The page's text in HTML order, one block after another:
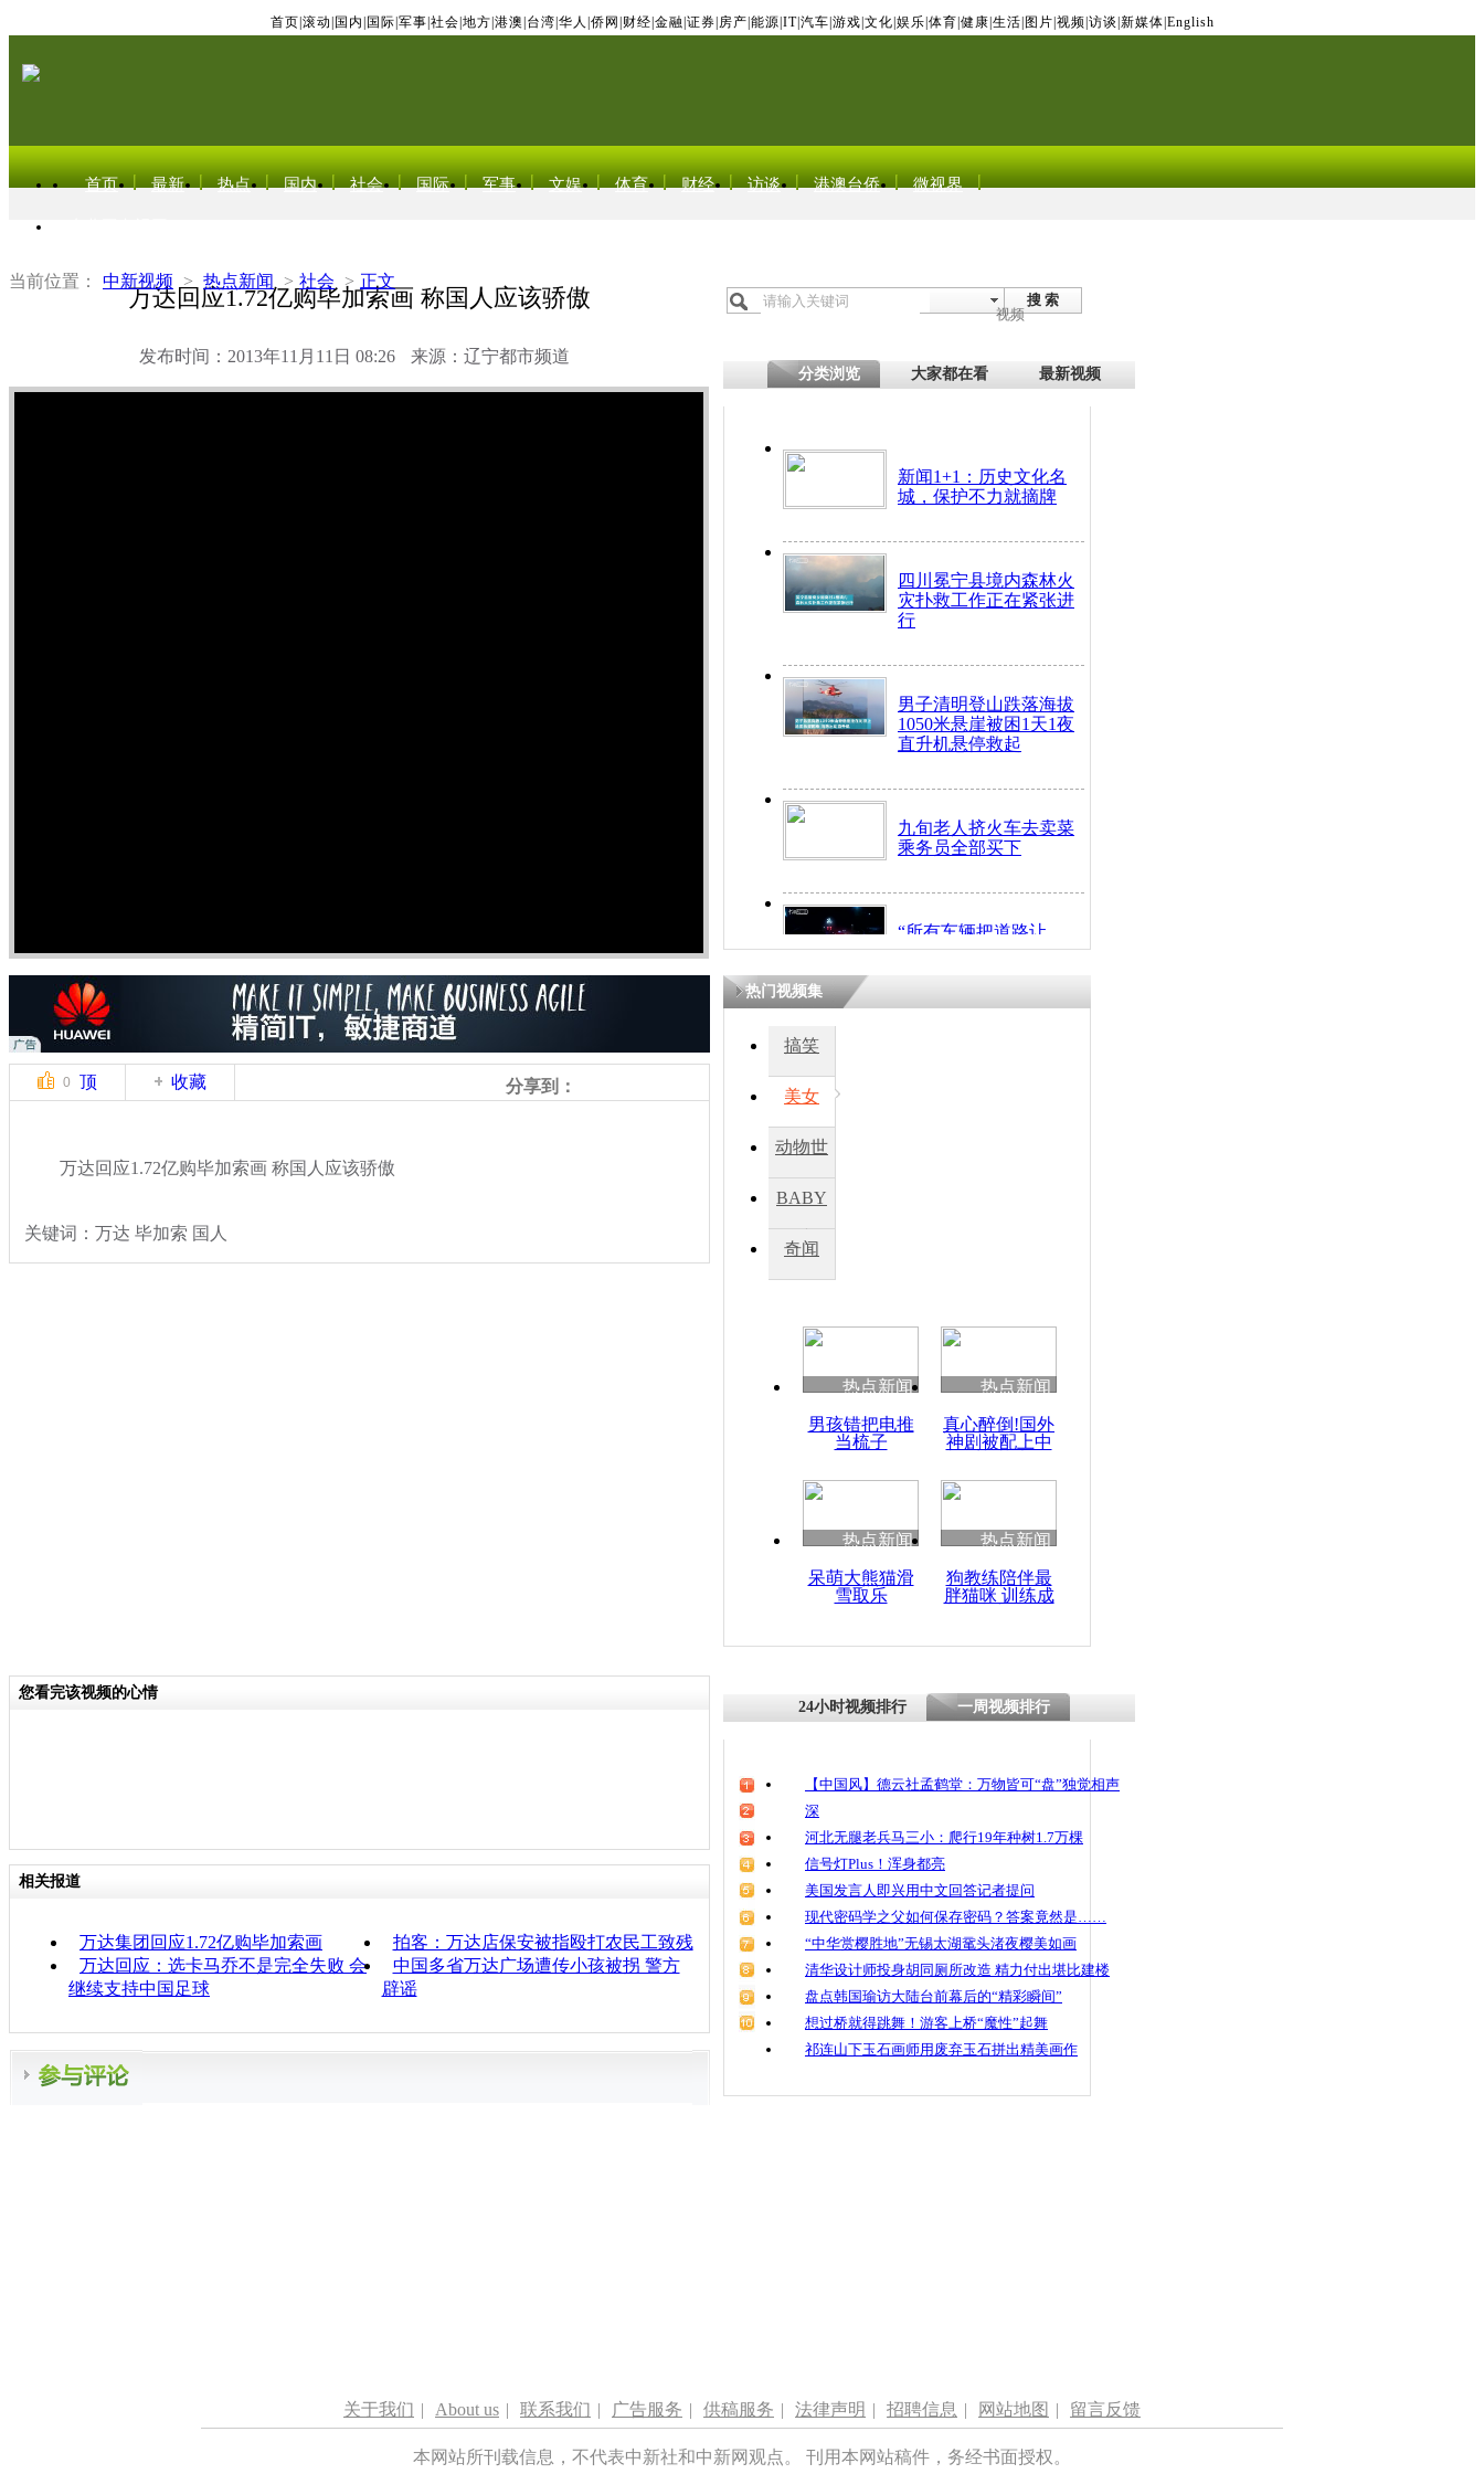
首页 滚动 国内 国际 军事 社会 地方 港澳 台湾 华人 侨网 财经 金融 证券 房产 能源 IT| 汽车 游戏 文化 娱乐 体育 健康 生活 图片 视频 访谈 新媒体 English
首页 最新 热点 国内 社会 国际 军事 文娱 体育 财经 访谈 港澳台侨 微视界
当前位置： 中新视频 > 热点新闻 > 社会 > 正文
万达回应1.72亿购毕加索画 称国人应该骄傲
发布时间：2013年11月11日 08:26 来源：辽宁都市频道
搜 索
视频
分类浏览 大家都在看 最新视频
新闻1+1：历史文化名
城，保护不力就摘牌
四川冕宁县境内森林火
灾扑救工作正在紧张进
行
男子清明登山跌落海拔
1050米悬崖被困1天1夜
直升机悬停救起
九旬老人挤火车去卖菜
乘务员全部买下
“所有车辆把道路让
开！”儿童突发疾病交
因
度苗族花山节
魂
0 顶 收藏 分享到：
万达回应1.72亿购毕加索画 称国人应该骄傲
关键词：万达 毕加索 国人
热门视频集
搞笑
美女
动物世
BABY
秀
奇闻
热点新闻
男孩错把电推
当梳子
热点新闻
真心醉倒!国外
神剧被配上中
热点新闻
呆萌大熊猫滑
雪取乐
热点新闻
狗教练陪伴最
胖猫咪 训练成
您看完该视频的心情
相关报道
万达集团回应1.72亿购毕加索画
拍客：万达店保安被指殴打农民工致残
万达回应：选卡马乔不是完全失败 会
继续支持中国足球
中国多省万达广场遭传小孩被拐 警方
辟谣
24小时视频排行 一周视频排行
【中国风】德云社孟鹤堂：万物皆可“盘”独觉相声
深
河北无腿老兵马三小：爬行19年种树1.7万棵
信号灯Plus！浑身都亮
美国发言人即兴用中文回答记者提问
现代密码学之父如何保存密码？答案竟然是……
“中华赏樱胜地”无锡太湖鼋头渚夜樱美如画
清华设计师投身胡同厕所改造 精力付出堪比建楼
盘点韩国瑜访大陆台前幕后的“精彩瞬间”
想过桥就得跳舞！游客上桥“魔性”起舞
祁连山下玉石画师用废弃玉石拼出精美画作
关于我们 | About us | 联系我们 | 广告服务 | 供稿服务 | 法律声明 | 招聘信息 | 网站地图 | 留言反馈
本网站所刊载信息，不代表中新社和中新网观点。 刊用本网站稿件，务经书面授权。